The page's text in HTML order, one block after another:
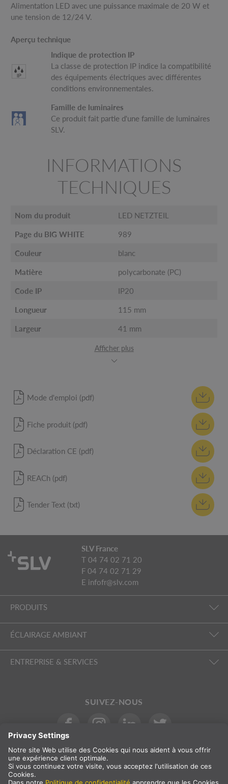
Alimentation LED avec une puissance maximale de 20 W et
une tension de 12/24 V.
Aperçu technique
Indique de protection IP
La classe de protection IP indice la compatibilité
des équipements électriques avec différentes
conditions environnementales.
Famille de luminaires
Ce produit fait partie d'une famille de luminaires
SLV.
INFORMATIONS
TECHNIQUES
Nom du produit LED NETZTEIL
Page du BIG WHITE 989
Couleur blanc
Matière polycarbonate (PC)
Code IP IP20
Longueur 115 mm
Largeur 41 mm
Afficher plus
Mode d'emploi (pdf)
Fiche produit (pdf)
Déclaration CE (pdf)
REACh (pdf)
Tender Text (txt)
SLV France
T 04 74 02 71 20
F 04 74 02 71 29
E infofr@slv.com
PRODUITS
ÉCLAIRAGE AMBIANT
ENTREPRISE & SERVICES
SUIVEZ-NOUS
International